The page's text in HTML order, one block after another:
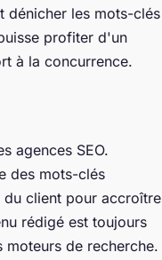
dénicher les mots-clés
profiter d'un
à la concurrence.
agences SEO.
des mots-clés
du client pour accroître
rédigé est toujours
de recherche.